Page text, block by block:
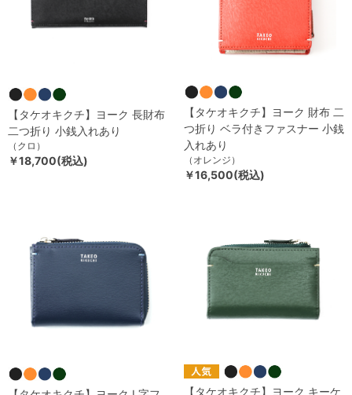
【タケオキクチ】ヨーク 長財布
二つ折り 小銭入れあり
（クロ）
￥18,700(税込)
【タケオキクチ】ヨーク 財布 二
つ折り ベラ付きファスナー 小銭
入れあり
（オレンジ）
￥16,500(税込)
【タケオキクチ】ヨーク キーケ